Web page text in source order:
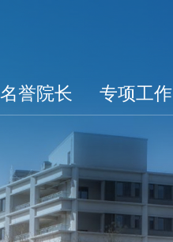
名誉院长 专项工作